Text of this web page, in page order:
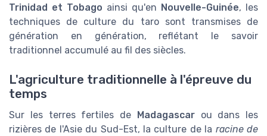
Trinidad et Tobago ainsi qu'en Nouvelle-Guinée, les
techniques de culture du taro sont transmises de
génération en génération, reflétant le savoir
traditionnel accumulé au fil des siècles.
L'agriculture traditionnelle à l'épreuve du
temps
Sur les terres fertiles de Madagascarou dans les
rizières de l'Asie du Sud-Est, la culture de la racine de